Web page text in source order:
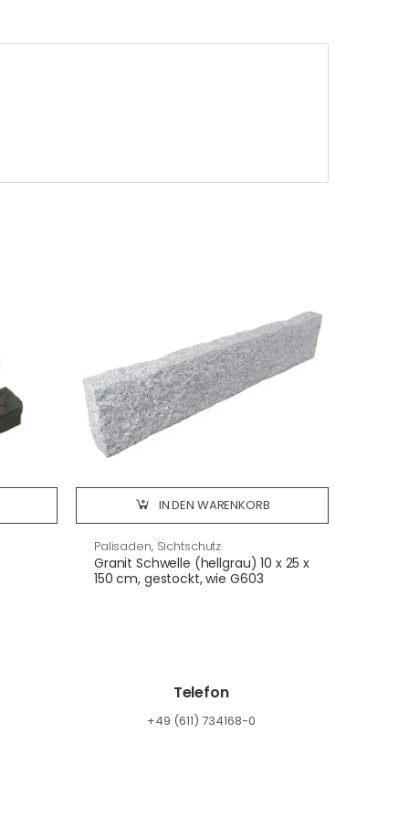
IN DEN WARENKORB
Palisaden, Sichtschutz
Granit Schwelle (hellgrau) 10 x 25 x
150 cm, gestockt, wie G603
Telefon
+49 (611) 734168-0